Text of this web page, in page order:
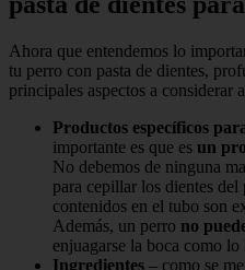
Ahora que entendemos lo
tu perro con pasta de dientes,
principales aspectos a considerar
Productos específicos
importante es que es un
No debemos de ninguna
para cepillar los dientes
contenidos en el tubo son
Además, un perro no
enjuagarse la boca como lo
Ingredientes – como se